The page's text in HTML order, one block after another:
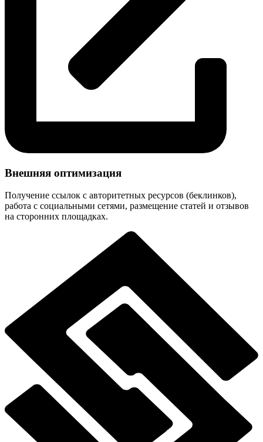
Внешняя оптимизация
Получение ссылок с авторитетных ресурсов (беклинков),
работа с социальными сетями, размещение статей и отзывов
на сторонних площадках.